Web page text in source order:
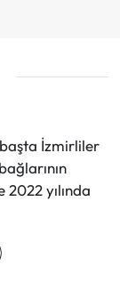
İzmirliler
yılında